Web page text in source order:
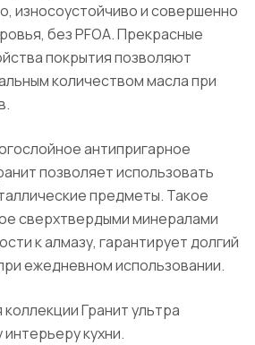
износоустойчиво и совершенно
без PFOA. Прекрасные
покрытия позволяют
количеством масла при
антипригарное
позволяет использовать
предметы. Такое
сверхтвердыми минералами
к алмазу, гарантирует долгий
ежедневном использовании.
Гранит ультра
кухни.